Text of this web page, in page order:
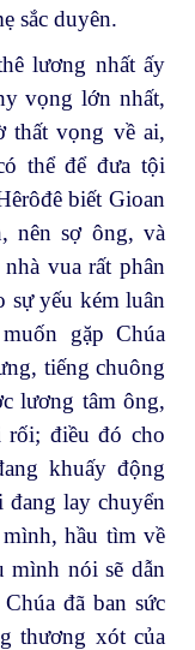
sắc duyên.
lương nhất ấy
vọng lớn nhất,
thất vọng về ai,
thể để đưa tội
biết Gioan
nên sợ ông, và
vua rất phân
sự yếu kém luân
gặp Chúa
tiếng chuông
lương tâm ông,
rối; điều đó cho
khuấy động
lay chuyển
hầu tìm về
mình nói sẽ dẫn
đã ban sức
thương xót của